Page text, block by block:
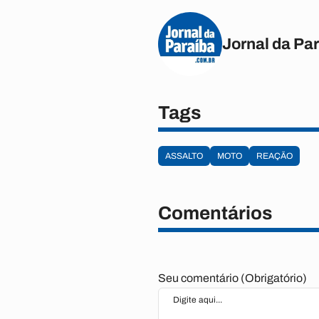
Jornal da
Tags
ASSALTO MOTO REAÇÃO
Comentários
Seu comentário (Obrigatório)